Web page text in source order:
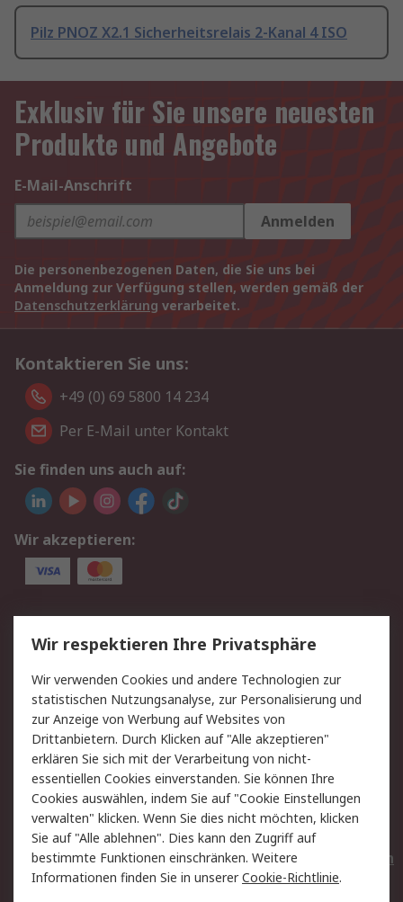
Pilz PNOZ X2.1 Sicherheitsrelais 2-Kanal 4 ISO
Exklusiv für Sie unsere neuesten
Produkte und Angebote
E-Mail-Anschrift
Anmelden
Die personenbezogenen Daten, die Sie uns bei
Anmeldung zur Verfügung stellen, werden gemäß der
Datenschutzerklärung verarbeitet.
Kontaktieren Sie uns:
+49 (0) 69 5800 14 234
Per E-Mail unter Kontakt
Sie finden uns auch auf:
Wir akzeptieren:
Service
Value Added Services
Lieferlösungen
Rücksendungen
Kontakt
Hilfe
Privatkunden
Rechtliches
AGB
Datenschutz
Cookie-Richtlinie
Zahlungsbedingungen
Copyright/Impressum
Entsorgung
Elektrogeräte/Batterien
Wir respektieren Ihre Privatsphäre
Wir verwenden Cookies und andere Technologien zur
statistischen Nutzungsanalyse, zur Personalisierung und
zur Anzeige von Werbung auf Websites von
Drittanbietern. Durch Klicken auf "Alle akzeptieren"
erklären Sie sich mit der Verarbeitung von nicht-
essentiellen Cookies einverstanden. Sie können Ihre
Cookies auswählen, indem Sie auf "Cookie Einstellungen
verwalten" klicken. Wenn Sie dies nicht möchten, klicken
Sie auf "Alle ablehnen". Dies kann den Zugriff auf
bestimmte Funktionen einschränken. Weitere
Informationen finden Sie in unsererCookie-Richtlinie.